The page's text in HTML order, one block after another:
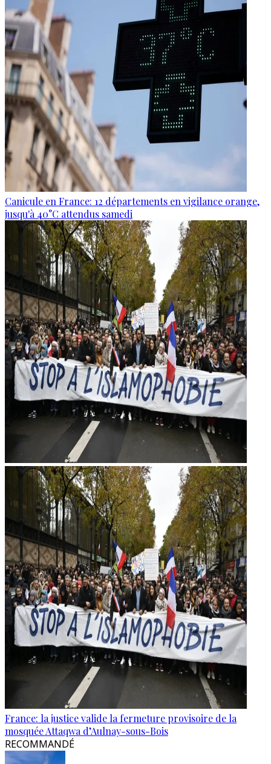
Canicule en France: 12 départements en vigilance orange,
jusqu'à 40°C attendus samedi
France: la justice valide la fermeture provisoire de la
mosquée Attaqwa d’Aulnay-sous-Bois
RECOMMANDÉ